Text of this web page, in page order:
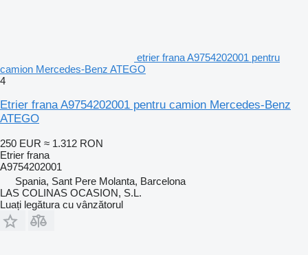
etrier frana A9754202001 pentru
camion Mercedes-Benz ATEGO
4
Etrier frana A9754202001 pentru camion Mercedes-Benz
ATEGO
250 EUR ≈ 1.312 RON
Etrier frana
A9754202001
Spania, Sant Pere Molanta, Barcelona
LAS COLINAS OCASION, S.L.
Luați legătura cu vânzătorul